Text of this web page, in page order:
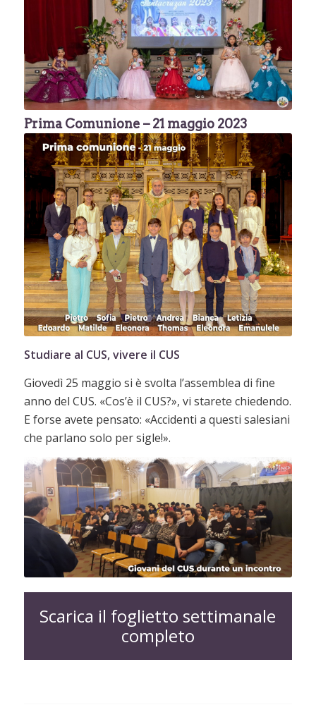
Prima Comunione – 21 maggio 2023
Studiare al CUS, vivere il CUS
Giovedì 25 maggio si è svolta l’assemblea di fine
anno del CUS. «Cos’è il CUS?», vi starete chiedendo.
E forse avete pensato: «Accidenti a questi salesiani
che parlano solo per sigle!».
Scarica il foglietto settimanale
completo